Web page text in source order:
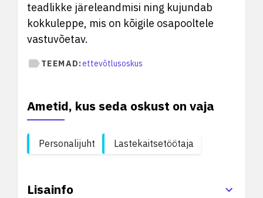
teadlikke järeleandmisi ning kujundab
kokkuleppe, mis on kõigile osapooltele
vastuvõetav.
TEEMAD:ettevõtlusoskus
Ametid, kus seda oskust on vaja
Personalijuht Lastekaitsetöötaja
Lisainfo